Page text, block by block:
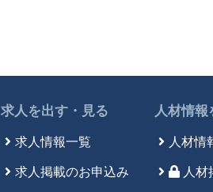
求人を出す・見る
求人情報一覧
求人掲載のお申込み
人材情報
人材情
人材